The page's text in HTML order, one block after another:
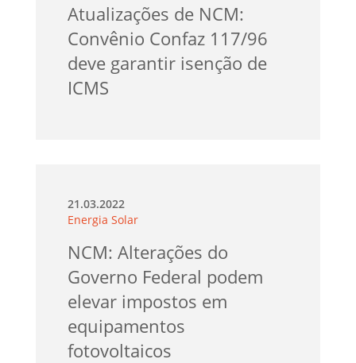
Atualizações de NCM:
Convênio Confaz 117/96
deve garantir isenção de
ICMS
21.03.2022
Energia Solar
NCM: Alterações do
Governo Federal podem
elevar impostos em
equipamentos
fotovoltaicos